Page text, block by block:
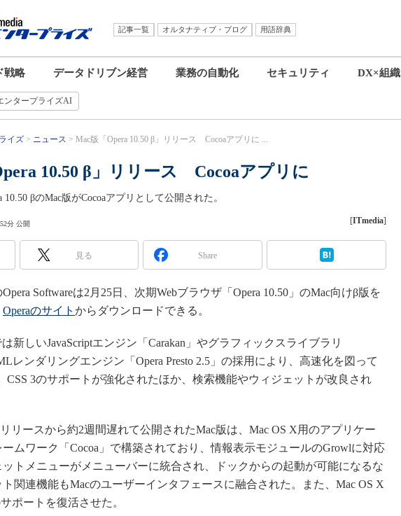
記事一覧 オルタナティブ・ブログ
用語辞典
戦略 データドリブン経営 業務の自動化 セキュリティ DX×組織
ンタープライズAI
イズ ニュース Mac版「Opera 10.50 β」リリース Cocoaアプリに ...
10.50 β」リリース Cocoaアプリに
10.50 βのMac版がCocoaアプリとして公開された。
分 公開 [ITmedia]
見る Share
Softwareは2月25日、次期Webブラウザ「Opera 10.50」のMac向けβ版を
Operaのサイト からダウンロードできる。
新しいJavaScriptエンジン「Carakan」やグラフィックスライブラリ
レンダリングエンジン「Opera Presto 2.5」の採用により、高速化を図って
CSS 3のサポートが強化されたほか、検索機能やウィジェットが改良され
リースから約2週間遅れて公開されたMac版は、Mac OS X用のアプリケー
ムワーク「Cocoa」で構築されており、情報表示モジュールのGrowlに対応
ットメニューがメニューバーに統合され、ドックからの起動が可能になるな
関連機能もMacのユーザーインタフェースに融合された。また、Mac OS X
ポートを復活させた。